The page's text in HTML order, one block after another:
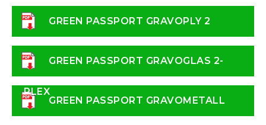
GREEN PASSPORT GRAVOPLY 2
GREEN PASSPORT GRAVOGLAS 2-
PLEX
GREEN PASSPORT GRAVOMETALL